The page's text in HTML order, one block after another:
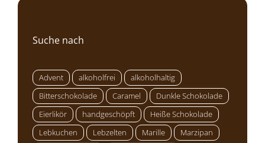
Suche nach
Advent alkoholfrei
alkoholhaltig
Bitterschokolade
Caramel
Dunkle Schokolade
Eierlikör
handgeschöpft
Heiße Schokolade
Lebkuchen
Lebzelten Marille
Marzipan